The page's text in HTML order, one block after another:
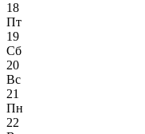
18
Пт
19
Сб
20
Вс
21
Пн
22